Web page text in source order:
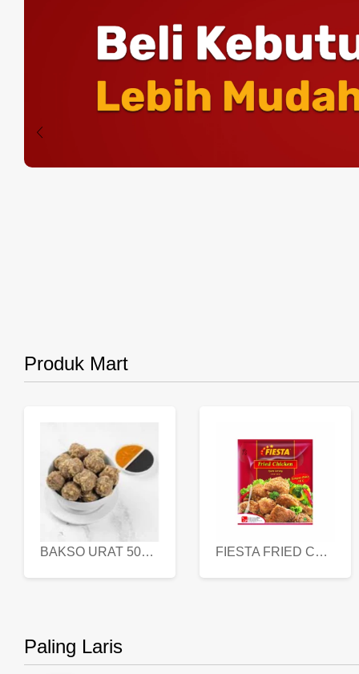
Produk Mart
BAKSO URAT 500 GR FIESTA FRIED CHICKEN 500 GR
Paling Laris